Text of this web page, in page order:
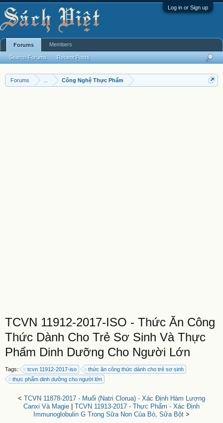
Log in or Sign up
Forums Công Nghệ Thực Phẩm
TCVN 11912-2017-ISO - Thức Ăn Công
Thức Dành Cho Trẻ Sơ Sinh Và Thực
Phẩm Dinh Dưỡng Cho Người Lớn
Tags: tcvn 11912-2017-iso
thức ăn công thức dành cho trẻ sơ sinh
thực phẩm dinh dưỡng cho người lớn
< TCVN 11878-2017 - Muối (Natri Clorua) - Xác Định Hàm Lượng
Canxi Và Magie
TCVN 11913-2017 - Thực Phẩm - Xác Định
Immunoglobulin G Trong Sữa Non Của Bò, Sữa Bột >
Forums
Search Forums Recent Posts
Members